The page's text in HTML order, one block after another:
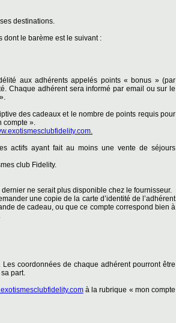
destinations.
dont le barème est le suivant :
aux adhérents appelés points « bonus » (par
Chaque adhérent sera informé par email ou sur le
des cadeaux et le nombre de points requis pour
compte ».
actifs ayant fait au moins une vente de séjours
club Fidelity.
ne serait plus disponible chez le fournisseur.
une copie de la carte d’identité de l’adhérent
de cadeau, ou que ce compte correspond bien à
coordonnées de chaque adhérent pourront être
part.
à la rubrique « mon compte